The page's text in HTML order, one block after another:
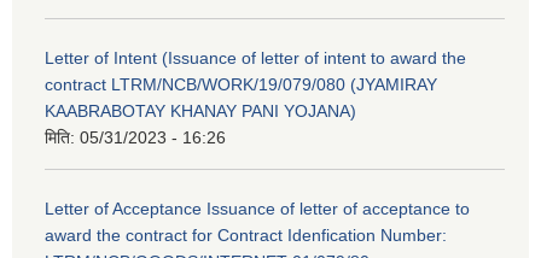
Letter of Intent (Issuance of letter of intent to award the
contract LTRM/NCB/WORK/19/079/080 (JYAMIRAY
KAABRABOTAY KHANAY PANI YOJANA)
मिति: 05/31/2023 - 16:26
Letter of Acceptance Issuance of letter of acceptance to
award the contract for Contract Idenfication Number: